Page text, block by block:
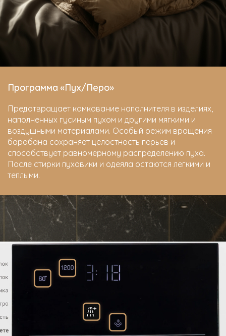
Программа «Пух/Перо»
Предотвращает комкование наполнителя в изделиях,
наполненных гусиным пухом и другими мягкими и
воздушными материалами. Особый режим вращения
барабана сохраняет целостность перьев и
способствует равномерному распределению пуха.
После стирки пуховики и одеяла остаются легкими и
теплыми.